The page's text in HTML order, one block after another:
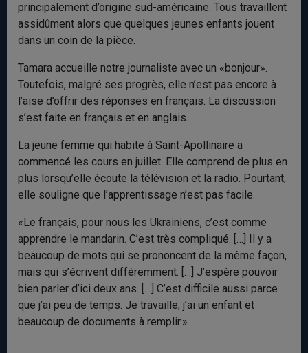
principalement d’origine sud-américaine. Tous travaillent
assidûment alors que quelques jeunes enfants jouent
dans un coin de la pièce.
Tamara accueille notre journaliste avec un «bonjour».
Toutefois, malgré ses progrès, elle n’est pas encore à
l’aise d’offrir des réponses en français. La discussion
s’est faite en français et en anglais.
La jeune femme qui habite à Saint-Apollinaire a
commencé les cours en juillet. Elle comprend de plus en
plus lorsqu’elle écoute la télévision et la radio. Pourtant,
elle souligne que l’apprentissage n’est pas facile.
«Le français, pour nous les Ukrainiens, c’est comme
apprendre le mandarin. C’est très compliqué. […] Il y a
beaucoup de mots qui se prononcent de la même façon,
mais qui s’écrivent différemment. […] J’espère pouvoir
bien parler d’ici deux ans. […] C’est difficile aussi parce
que j’ai peu de temps. Je travaille, j’ai un enfant et
beaucoup de documents à remplir.»